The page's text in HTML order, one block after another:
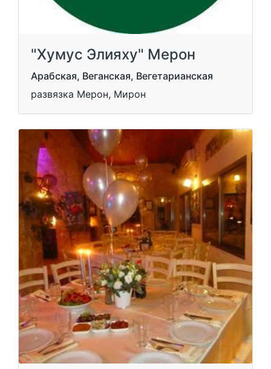
"Хумус Элияху" Мерон
Арабская, Веганская, Вегетарианская
развязка Мерон, Мирон